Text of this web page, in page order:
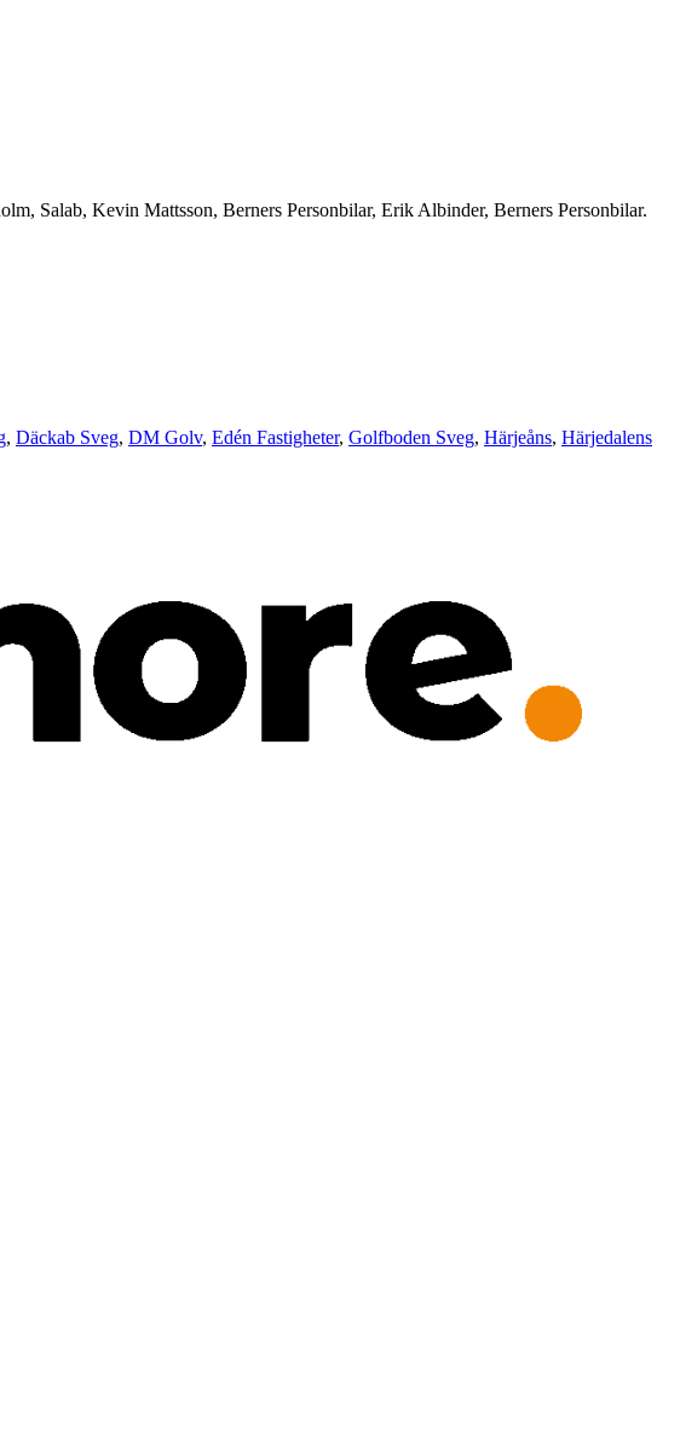
Salab, Kevin Mattsson, Berners Personbilar, Erik Albinder, Berners Personbilar.
, Däckab Sveg, DM Golv, Edén Fastigheter, Golfboden Sveg, Härjeåns, Härjedalens